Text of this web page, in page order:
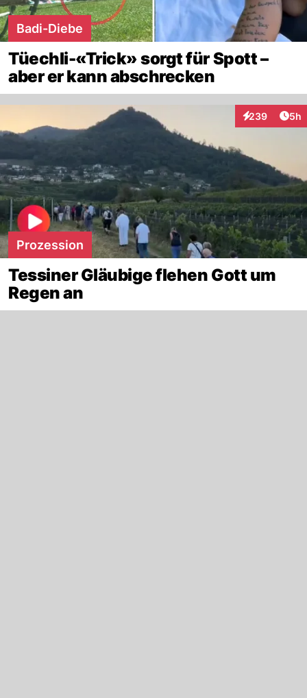
Badi-Diebe
Tüechli-«Trick» sorgt für Spott –
aber er kann abschrecken
239
Interaktionen
5h
Prozession
Tessiner Gläubige flehen Gott um
Regen an